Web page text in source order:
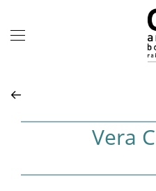
Vera